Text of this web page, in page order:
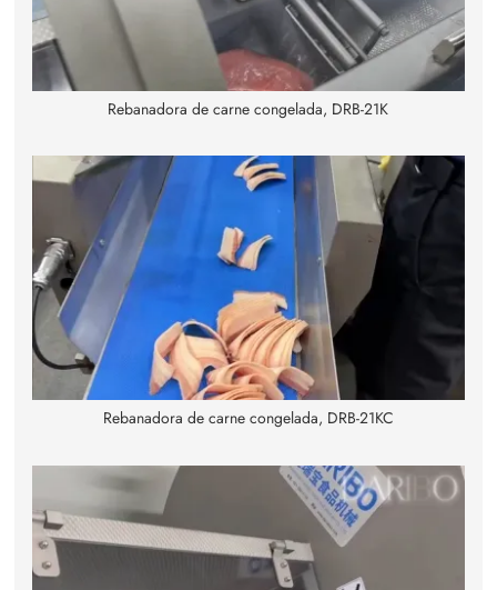
Rebanadora de carne congelada, DRB-21K
Rebanadora de carne congelada, DRB-21KC